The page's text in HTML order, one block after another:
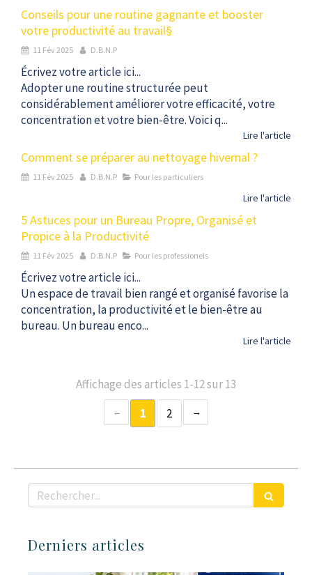
Conseils pour une routine gagnante et booster
votre productivité au travail§
11 Fév 2025 D.B.N.P
Écrivez votre article ici...
Adopter une routine structurée peut
considérablement améliorer votre efficacité, votre
concentration et votre bien-être. Voici q...
Lire l'article
Comment se préparer au nettoyage hivernal ?
11 Fév 2025 D.B.N.P Pour les particuliers
Lire l'article
5 Astuces pour un Bureau Propre, Organisé et
Propice à la Productivité
11 Fév 2025 D.B.N.P Pour les professionels
Écrivez votre article ici...
Un espace de travail bien rangé et organisé favorise la
concentration, la productivité et le bien-être au
bureau. Un bureau enco...
Lire l'article
Affichage des articles 1-12 sur 13
1
2
Rechercher
Derniers articles